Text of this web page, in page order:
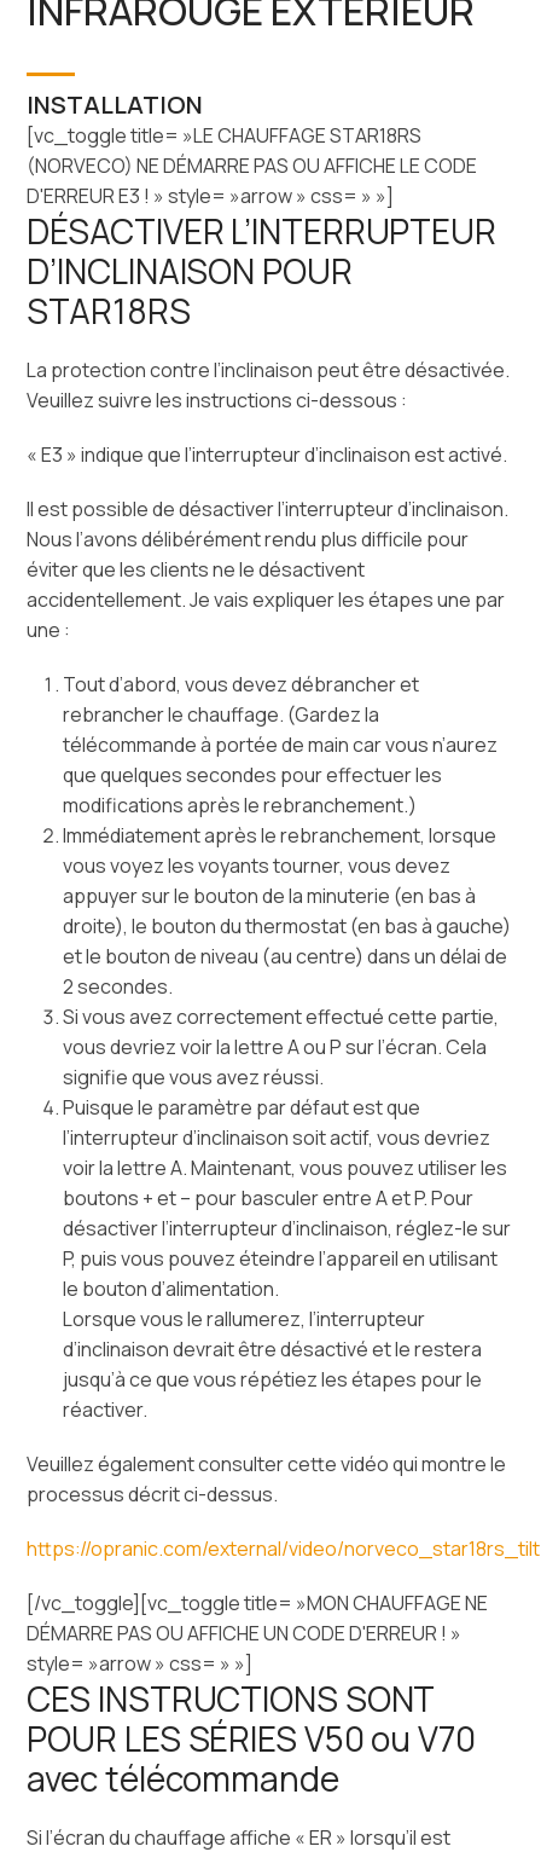
INSTALLATION
[vc_toggle title= »LE CHAUFFAGE STAR18RS
(NORVECO) NE DÉMARRE PAS OU AFFICHE LE CODE
D'ERREUR E3 ! » style= »arrow » css= » »]
DÉSACTIVER L’INTERRUPTEUR
D’INCLINAISON POUR
STAR18RS
La protection contre l’inclinaison peut être désactivée.
Veuillez suivre les instructions ci-dessous :
« E3 » indique que l’interrupteur d’inclinaison est activé.
Il est possible de désactiver l’interrupteur d’inclinaison.
Nous l’avons délibérément rendu plus difficile pour
éviter que les clients ne le désactivent
accidentellement. Je vais expliquer les étapes une par
une :
Tout d’abord, vous devez débrancher et
rebrancher le chauffage. (Gardez la
télécommande à portée de main car vous n’aurez
que quelques secondes pour effectuer les
modifications après le rebranchement.)
Immédiatement après le rebranchement, lorsque
vous voyez les voyants tourner, vous devez
appuyer sur le bouton de la minuterie (en bas à
droite), le bouton du thermostat (en bas à gauche)
et le bouton de niveau (au centre) dans un délai de
2 secondes.
Si vous avez correctement effectué cette partie,
vous devriez voir la lettre A ou P sur l’écran. Cela
signifie que vous avez réussi.
Puisque le paramètre par défaut est que
l’interrupteur d’inclinaison soit actif, vous devriez
voir la lettre A. Maintenant, vous pouvez utiliser les
boutons + et – pour basculer entre A et P. Pour
désactiver l’interrupteur d’inclinaison, réglez-le sur
P, puis vous pouvez éteindre l’appareil en utilisant
le bouton d’alimentation.
Lorsque vous le rallumerez, l’interrupteur
d’inclinaison devrait être désactivé et le restera
jusqu’à ce que vous répétiez les étapes pour le
réactiver.
Veuillez également consulter cette vidéo qui montre le
processus décrit ci-dessus.
https://opranic.com/external/video/
[/vc_toggle][vc_toggle title= »MON CHAUFFAGE NE
DÉMARRE PAS OU AFFICHE UN CODE D'ERREUR ! »
style= »arrow » css= » »]
CES INSTRUCTIONS SONT
POUR LES SÉRIES V50 ou V70
avec télécommande
Si l’écran du chauffage affiche « ER » lorsqu’il est